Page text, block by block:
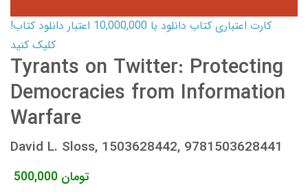
کارت اعتباری کتاب دانلود با 10,000,000 اعتبار دانلود کتاب!
کلیک کنید
Tyrants on Twitter: Protecting
Democracies from Information
Warfare
David L. Sloss, 1503628442, 9781503628441
500,000 تومان